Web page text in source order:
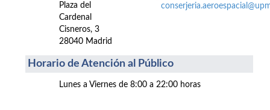
Plaza del
Cardenal
Cisneros, 3
28040 Madrid
Horario de Atención al Público
Lunes a Viernes de 8:00 a 22:00 horas